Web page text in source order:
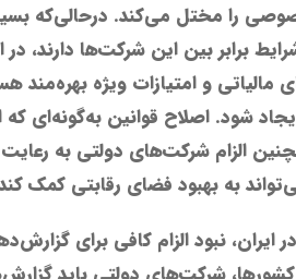
را مختل می‌کند. درحالی‌که
برابر بین این شرکت‌ها دارند،
و امتیازات ویژه بهره‌مند
شود. اصلاح قوانین به‌گونه‌ای که
الزام شرکت‌های دولتی به رعایت
به بهبود فضای رقابتی کمک
نبود الزام کافی برای